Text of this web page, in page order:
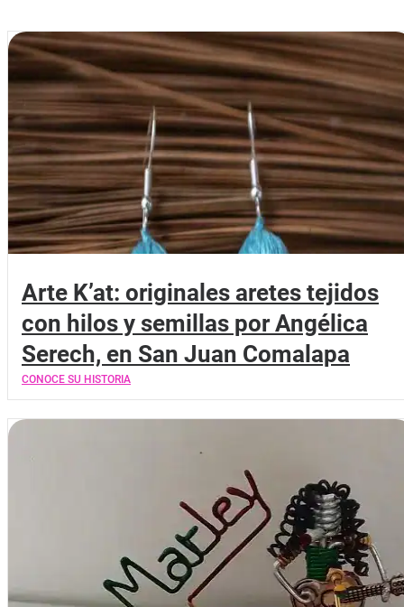
Arte K’at: originales aretes tejidos
con hilos y semillas por Angélica
Serech, en San Juan Comalapa
CONOCE SU HISTORIA